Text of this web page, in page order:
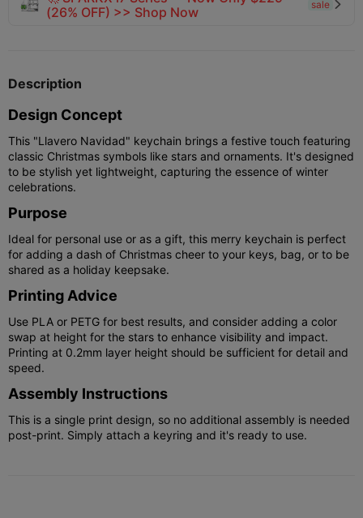
(26% OFF) >> Shop Now
sale 
Description
Design Concept
This "Llavero Navidad" keychain brings a festive touch featuring
classic Christmas symbols like stars and ornaments. It's designed
to be stylish yet lightweight, capturing the essence of winter
celebrations.
Purpose
Ideal for personal use or as a gift, this merry keychain is perfect
for adding a dash of Christmas cheer to your keys, bag, or to be
shared as a holiday keepsake.
Printing Advice
Use PLA or PETG for best results, and consider adding a color
swap at height for the stars to enhance visibility and impact.
Printing at 0.2mm layer height should be sufficient for detail and
speed.
Assembly Instructions
This is a single print design, so no additional assembly is needed
post-print. Simply attach a keyring and it's ready to use.